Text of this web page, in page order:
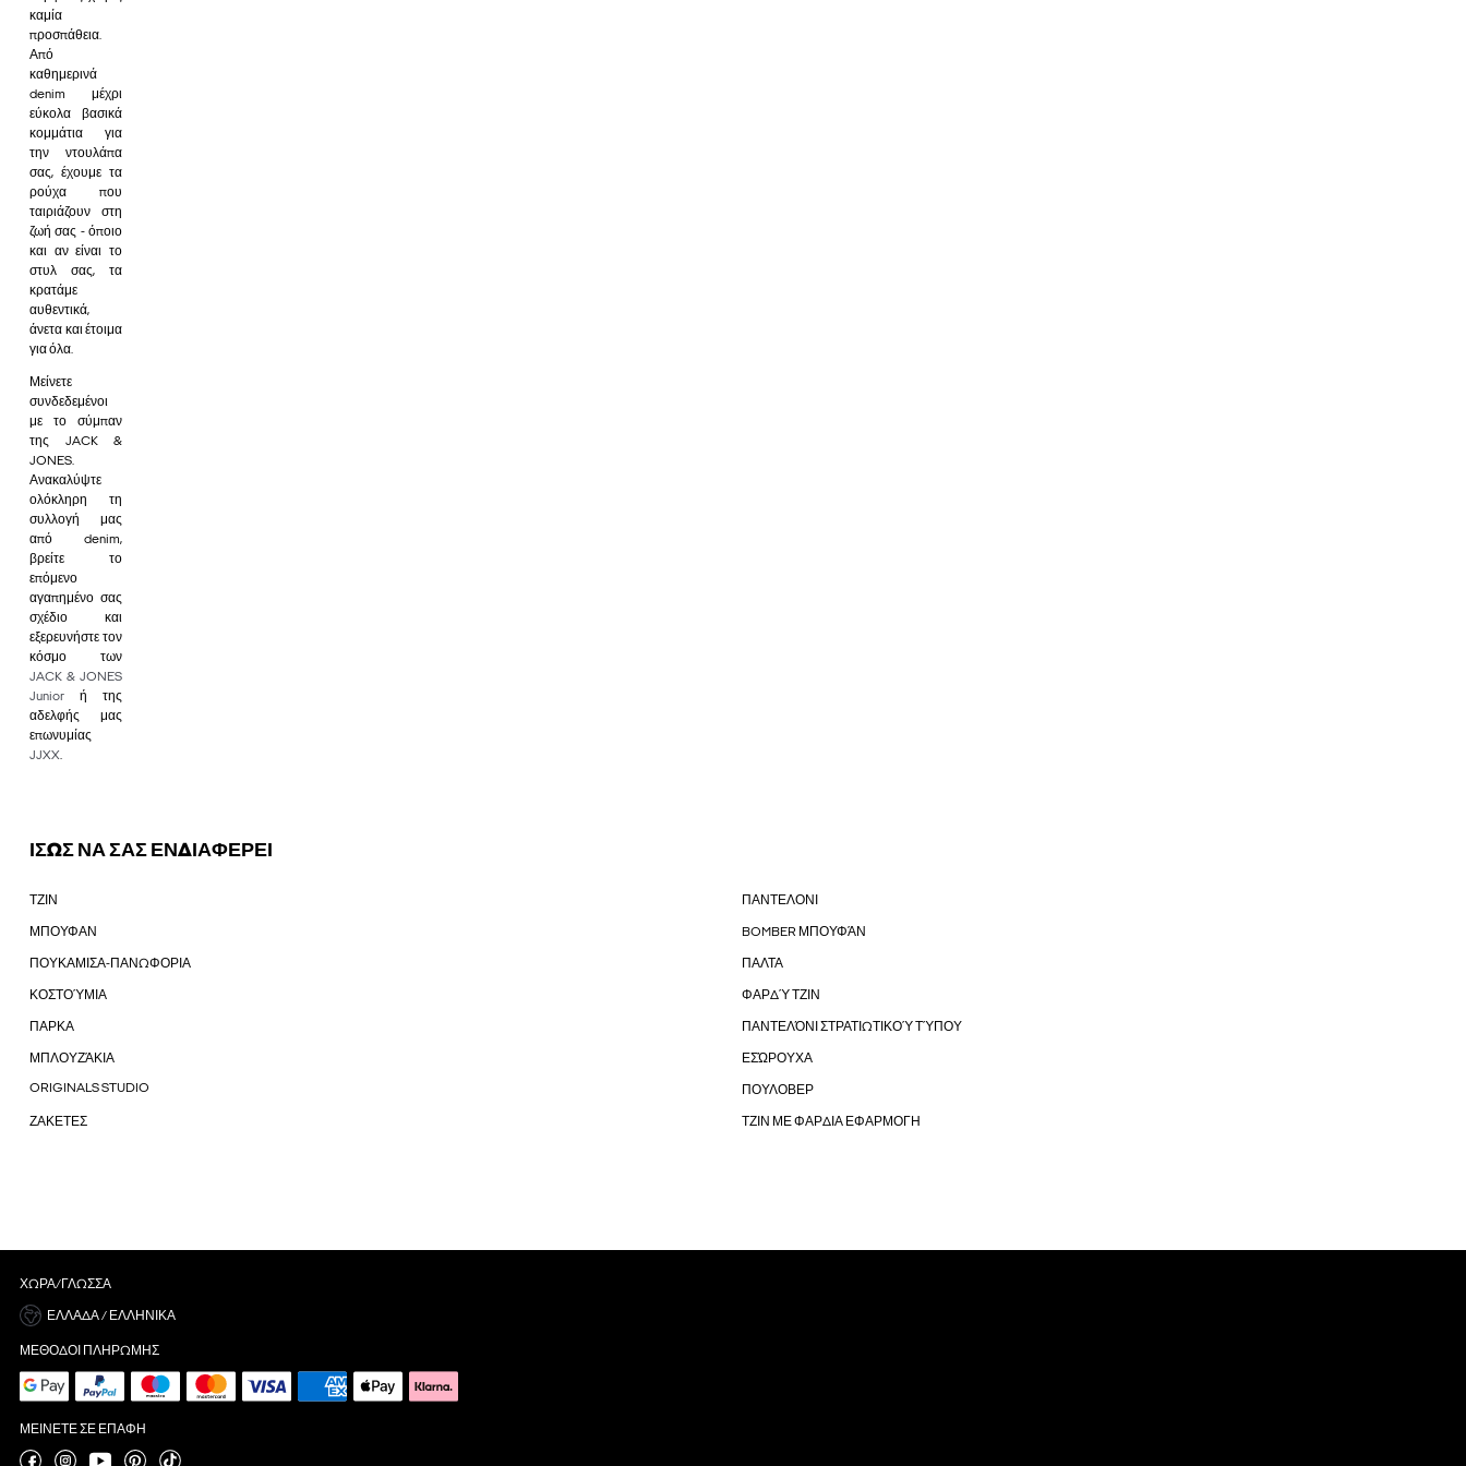
καμία
προσπάθεια.
Από
καθημερινά
denim μέχρι
εύκολα βασικά
κομμάτια για
την ντουλάπα
σας, έχουμε τα
ρούχα που
ταιριάζουν στη
ζωή σας - όποιο
και αν είναι το
στυλ σας, τα
κρατάμε
αυθεντικά,
άνετα και έτοιμα
για όλα.
Μείνετε
συνδεδεμένοι
με το σύμπαν
της JACK &
JONES.
Ανακαλύψτε
ολόκληρη τη
συλλογή μας
από denim,
βρείτε το
επόμενο
αγαπημένο σας
σχέδιο και
εξερευνήστε τον
κόσμο των
JACK & JONES
Junior ή της
αδελφής μας
επωνυμίας
JJXX.
ΙΣΩΣ ΝΑ ΣΑΣ ΕΝΔΙΑΦΕΡΕΙ
ΤΖΙΝ ΠΑΝΤΕΛΟΝΙ
ΜΠΟΥΦΑΝ BOMBER ΜΠΟΥΦΆΝ
ΠΟΥΚΑΜΙΣΑ-ΠΑΝΩΦΟΡΙΑ ΠΑΛΤΑ
ΚΟΣΤΟΎΜΙΑ ΦΑΡΔΎ ΤΖΙΝ
ΠΑΡΚΑ ΠΑΝΤΕΛΌΝΙ ΣΤΡΑΤΙΩΤΙΚΟΎ ΤΎΠΟΥ
ΜΠΛΟΥΖΆΚΙΑ ΕΣΏΡΟΥΧΑ
ORIGINALS STUDIO ΠΟΥΛΟΒΕΡ
ΖΑΚΕΤΕΣ ΤΖΙΝ ΜΕ ΦΑΡΔΙΑ ΕΦΑΡΜΟΓΗ
ΧΏΡΑ/ΓΛΏΣΣΑ
ΕΛΛΆΔΑ / ΕΛΛΗΝΙΚΆ
ΜΈΘΟΔΟΙ ΠΛΗΡΩΜΉΣ
ΜΕΊΝΕΤΕ ΣΕ ΕΠΑΦΉ